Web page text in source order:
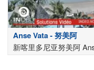
Anse Vata - 努美阿
新喀里多尼亚努美阿